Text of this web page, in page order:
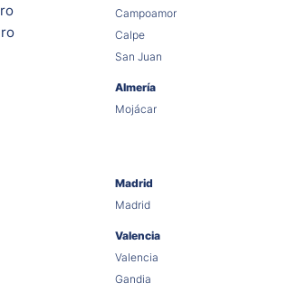
Campoamor
Calpe
San Juan
Almería
Mojácar
Madrid
Madrid
Valencia
Valencia
Gandia